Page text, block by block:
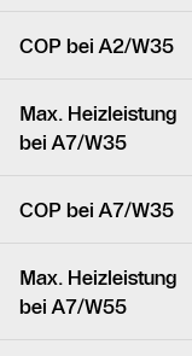
COP bei A2/W35
Max. Heizleistung
bei A7/W35
COP bei A7/W35
Max. Heizleistung
bei A7/W55